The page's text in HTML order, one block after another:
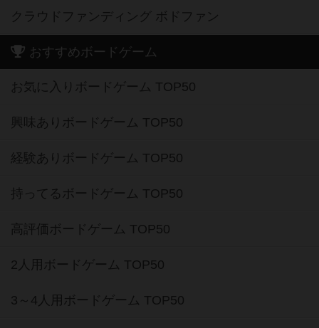
クラウドファンディング ボドファン
おすすめボードゲーム
お気に入りボードゲーム TOP50
興味ありボードゲーム TOP50
経験ありボードゲーム TOP50
持ってるボードゲーム TOP50
高評価ボードゲーム TOP50
2人用ボードゲーム TOP50
3～4人用ボードゲーム TOP50